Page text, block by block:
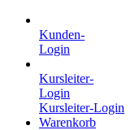
Kunden-
Login
Kursleiter-
Login
Kursleiter-Login
Warenkorb